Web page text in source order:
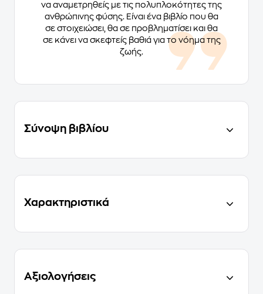
να αναμετρηθείς με τις πολυπλοκότητες της
ανθρώπινης φύσης. Είναι ένα βιβλίο που θα
σε στοιχειώσει, θα σε προβληματίσει και θα
σε κάνει να σκεφτείς βαθιά για το νόημα της
ζωής.
Σύνοψη βιβλίου
Χαρακτηριστικά
Αξιολογήσεις